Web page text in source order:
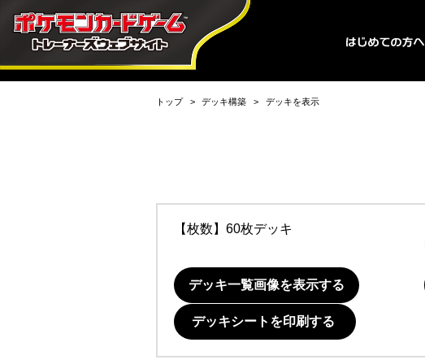
トップ デッキ構築 デッキを表示
【枚数】60枚デッキ
デッキ一覧画像を表示する
デッキシートを印刷する